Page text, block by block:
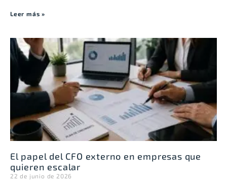
Leer más »
El papel del CFO externo en empresas que
quieren escalar
22 de junio de 2026